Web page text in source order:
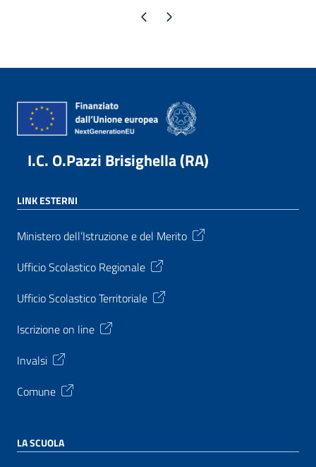
Pagina precedente
Pagina successiva
I.C. O.Pazzi Brisighella (RA)
LINK ESTERNI
Ministero dell’Istruzione e del Merito
Ufficio Scolastico Regionale
Ufficio Scolastico Territoriale
Iscrizione on line
Invalsi
Comune
LA SCUOLA